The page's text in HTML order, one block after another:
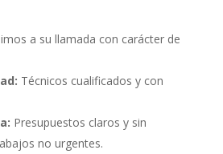
a su llamada con carácter de
Técnicos cualificados y con
Presupuestos claros y sin
no urgentes.